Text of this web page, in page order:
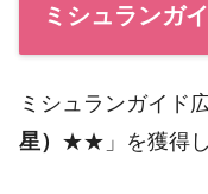
ミシュランガ
ミシュランガイド
星） ★★」を獲得